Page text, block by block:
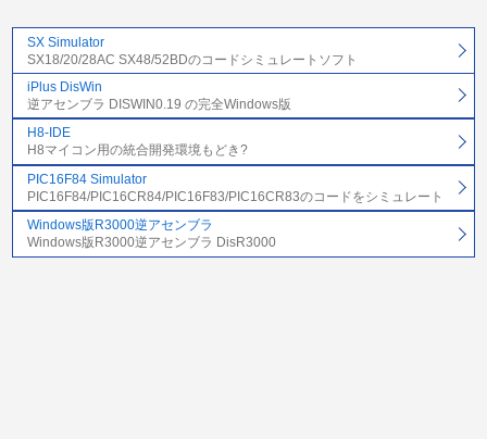
SX Simulator
SX18/20/28AC SX48/52BDのコードシミュレートソフト
iPlus DisWin
逆アセンブラ DISWIN0.19 の完全Windows版
H8-IDE
H8マイコン用の統合開発環境もどき?
PIC16F84 Simulator
PIC16F84/PIC16CR84/PIC16F83/PIC16CR83のコードをシミュレート
Windows版R3000逆アセンブラ
Windows版R3000逆アセンブラ DisR3000